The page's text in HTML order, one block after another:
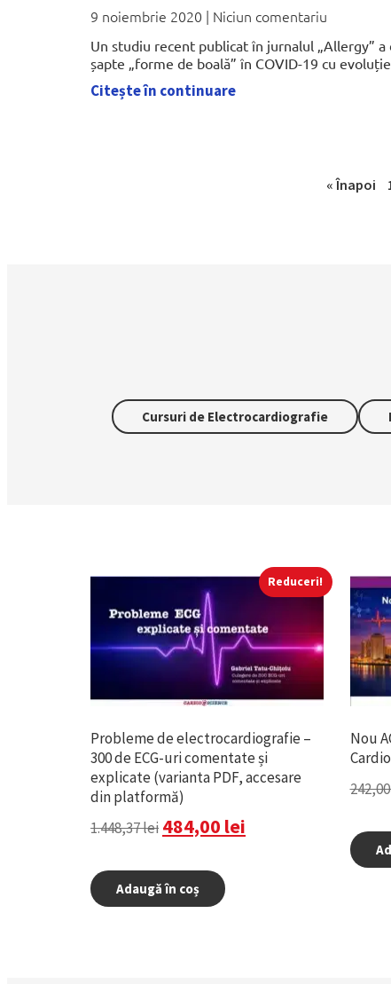
9 noiembrie 2020 Niciun comentariu
Un studiu recent publicat în jurnalul „Allergy”
șapte „forme de boală” în COVID-19 cu
Citește în continuare
« Înapoi
Cursuri de Electrocardiografie
Reduceri!
Probleme de electrocardiografie –
300 de ECG-uri comentate și
explicate (varianta PDF, accesare
din platformă)
1.448,37lei 484,00 lei
Adaugă în coș
Nou